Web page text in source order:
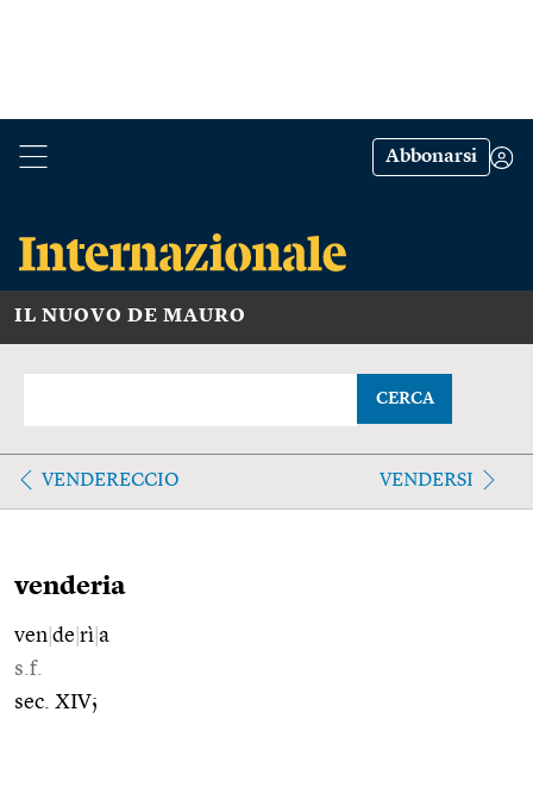
Abbonarsi
IL NUOVO DE MAURO
CERCA
VENDERECCIO VENDERSI
venderia
ven de rì a
s.f.
sec. XIV;